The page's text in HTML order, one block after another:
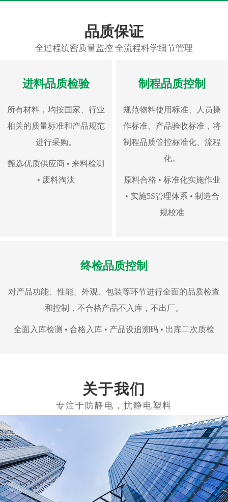
品质保证
全过程缜密质量监控 全流程科学细节管理
进料品质检验
所有材料，均按国家、行业
相关的质量标准和产品规范
进行采购。
甄选优质供应商 • 来料检测
• 废料淘汰
制程品质控制
规范物料使用标准、人员操
作标准、产品验收标准，将
制程品质管控标准化、流程
化。
原料合格 • 标准化实施作业
• 实施5S管理体系 • 制造合
规校准
终检品质控制
对产品功能、性能、外观、包装等环节进行全面的品质检查
和控制，不合格产品不入库，不出厂。
全面入库检测 • 合格入库 • 产品设追溯码 • 出库二次质检
关于我们